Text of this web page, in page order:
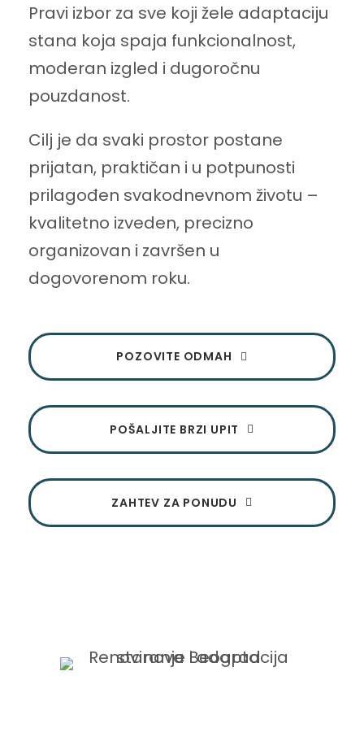
Pravi izbor za sve koji žele adaptaciju
stana koja spaja funkcionalnost,
moderan izgled i dugoročnu
pouzdanost.
Cilj je da svaki prostor postane
prijatan, praktičan i u potpunosti
prilagođen svakodnevnom životu –
kvalitetno izveden, precizno
organizovan i završen u
dogovorenom roku.
POZOVITE ODMAH
POŠALJITE BRZI UPIT
ZAHTEV ZA PONUDU